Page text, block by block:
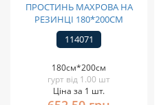
ПРОСТИНЬ МАХРОВА НА
РЕЗИНЦІ 180*200СМ
114071
180см*200см
гурт від 1.00 шт
Ціна за 1 шт.